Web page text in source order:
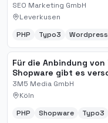
SEO Marketing GmbH
Leverkusen
PHP Typo3 Wordpress
Für die Anbindung von
Shopware gibt es
Möglichkeiten
3M5 Media GmbH
Köln
PHP Shopware Typo3